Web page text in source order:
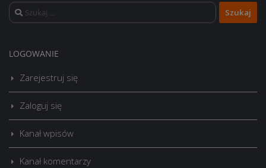
Szukaj:
LOGOWANIE
Zarejestruj się
Zaloguj się
Kanał wpisów
Kanał komentarzy